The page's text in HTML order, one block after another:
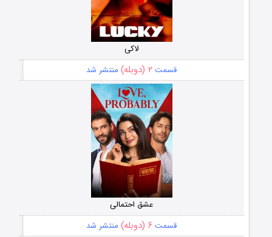
لاکی
قسمت ۲ (دوبله) منتشر شد
عشق احتمالی
قسمت ۶ (دوبله) منتشر شد